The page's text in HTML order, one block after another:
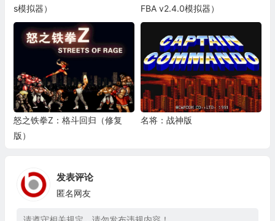
s模拟器）
FBA v2.4.0模拟器）
怒之铁拳Z：格斗回归（修复
版）
名将：战神版
发表评论
匿名网友